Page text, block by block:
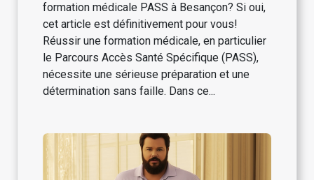
formation médicale PASS à Besançon? Si oui,
cet article est définitivement pour vous!
Réussir une formation médicale, en particulier
le Parcours Accès Santé Spécifique (PASS),
nécessite une sérieuse préparation et une
détermination sans faille. Dans ce...